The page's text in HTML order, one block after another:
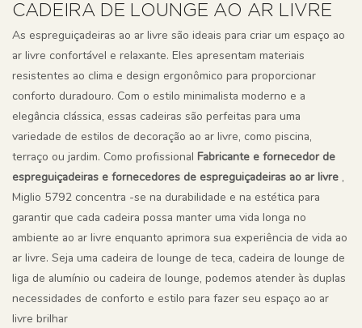
CADEIRA DE LOUNGE AO AR LIVRE
As espreguiçadeiras ao ar livre são ideais para criar um espaço ao
ar livre confortável e relaxante. Eles apresentam materiais
resistentes ao clima e design ergonômico para proporcionar
conforto duradouro. Com o estilo minimalista moderno e a
elegância clássica, essas cadeiras são perfeitas para uma
variedade de estilos de decoração ao ar livre, como piscina,
terraço ou jardim. Como profissional Fabricante e fornecedor de
espreguiçadeiras e fornecedores de espreguiçadeiras ao ar livre ,
Miglio 5792 concentra -se na durabilidade e na estética para
garantir que cada cadeira possa manter uma vida longa no
ambiente ao ar livre enquanto aprimora sua experiência de vida ao
ar livre. Seja uma cadeira de lounge de teca, cadeira de lounge de
liga de alumínio ou cadeira de lounge, podemos atender às duplas
necessidades de conforto e estilo para fazer seu espaço ao ar
livre brilhar